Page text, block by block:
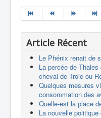
Article Récent
Le Phénix renait de
La percée de
cheval de Troie ou
Quelques mesures
consommation des
Quelle-est la place
La nouvelle